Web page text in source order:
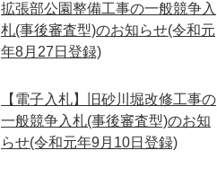
拡張部公園整備工事の一般競争入
札(事後審査型)のお知らせ(令和元
年8月27日登録)
【電子入札】旧砂川堀改修工事の
一般競争入札(事後審査型)のお知
らせ(令和元年9月10日登録)